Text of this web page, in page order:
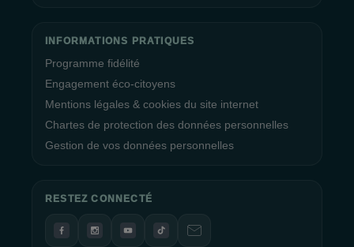
INFORMATIONS PRATIQUES
Programme fidélité
Engagement éco-citoyens
Mentions légales & cookies du site internet
Chartes de protection des données personnelles
Gestion de vos données personnelles
RESTEZ CONNECTÉ